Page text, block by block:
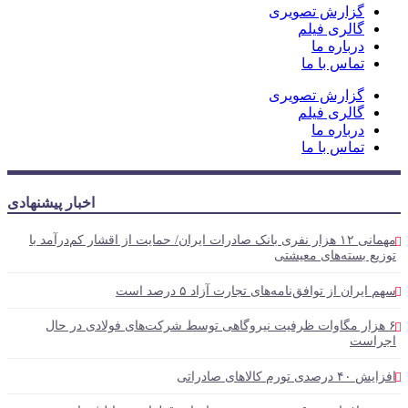
گزارش تصویری
گالری فیلم
درباره ما
تماس با ما
گزارش تصویری
گالری فیلم
درباره ما
تماس با ما
اخبار پیشنهادی
مهمانی ۱۲ هزار نفری بانک صادرات ایران/ حمایت از اقشار کم‌درآمد با
بسته‌های معیشتی
از توافق‌نامه‌های تجارت آزاد ۵ درصد است
مگاوات ظرفیت نیروگاهی توسط شرکت‌های فولادی در حال
صادراتی